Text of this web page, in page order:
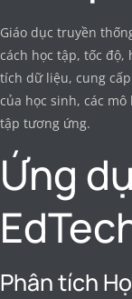
Giáo dục truyền
cách học tập, tốc độ,
tích dữ liệu, cung
của học sinh, các
tập tương ứng.
Ứng
Phân tích